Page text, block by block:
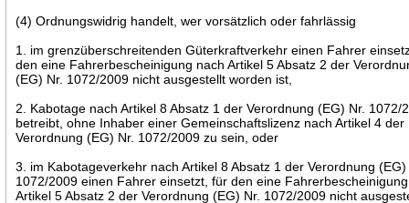
(4) Ordnungswidrig handelt, wer vorsätzlich oder fahrlässig
1. im grenzüberschreitenden Güterkraftverkehr einen Fahrer
den eine Fahrerbescheinigung nach Artikel 5 Absatz 2 der
(EG) Nr. 1072/2009 nicht ausgestellt worden ist,
2. Kabotage nach Artikel 8 Absatz 1 der Verordnung (EG) Nr. 1072/
betreibt, ohne Inhaber einer Gemeinschaftslizenz nach Artikel 4 der
Verordnung (EG) Nr. 1072/2009 zu sein, oder
3. im Kabotageverkehr nach Artikel 8 Absatz 1 der Verordnung (EG)
1072/2009 einen Fahrer einsetzt, für den eine
Artikel 5 Absatz 2 der Verordnung (EG) Nr. 1072/2009 nicht